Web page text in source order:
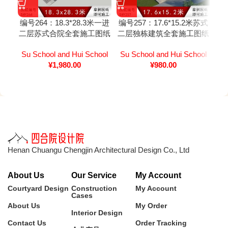
编号264：18.3*28.3米一进
二层苏式合院全套施工图纸
Su School and Hui School
¥1,980.00
编号257：17.6*15.2米苏式
二层独栋建筑全套施工图纸
Su School and Hui School
¥980.00
Henan Chuangu Chengjin Architectural Design Co., Ltd
About Us
Courtyard Design
About Us
Contact Us
Our Service
Construction
Cases
Interior Design
My Account
My Account
My Order
Order Tracking